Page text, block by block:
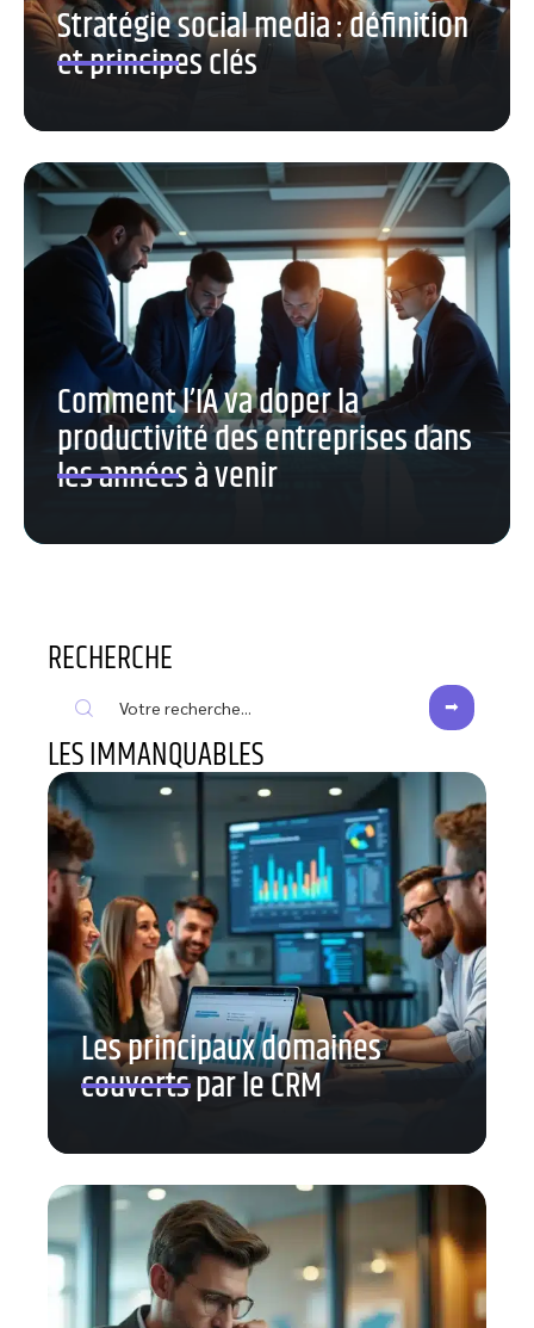
Stratégie social media : définition
et principes clés
Comment l’IA va doper la
productivité des entreprises dans
les années à venir
RECHERCHE
LES IMMANQUABLES
Les principaux domaines
couverts par le CRM